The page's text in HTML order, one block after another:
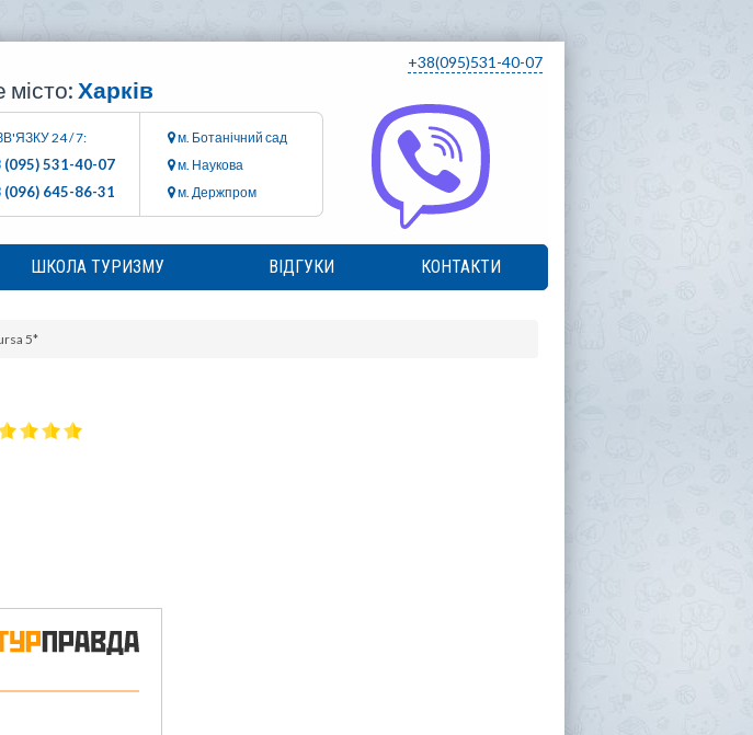
+38(095)531-40-07
Харків
24 / 7:
(095) 531-40-07
(096) 645-86-31
м. Ботанічний сад
м. Наукова
м. Держпром
ШКОЛА ТУРИЗМУ ВІДГУКИ КОНТАКТИ
5*